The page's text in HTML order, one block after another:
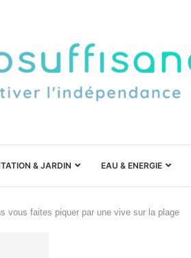
& JARDIN EAU & ENERGIE
vous faites piquer par une vive sur la plage